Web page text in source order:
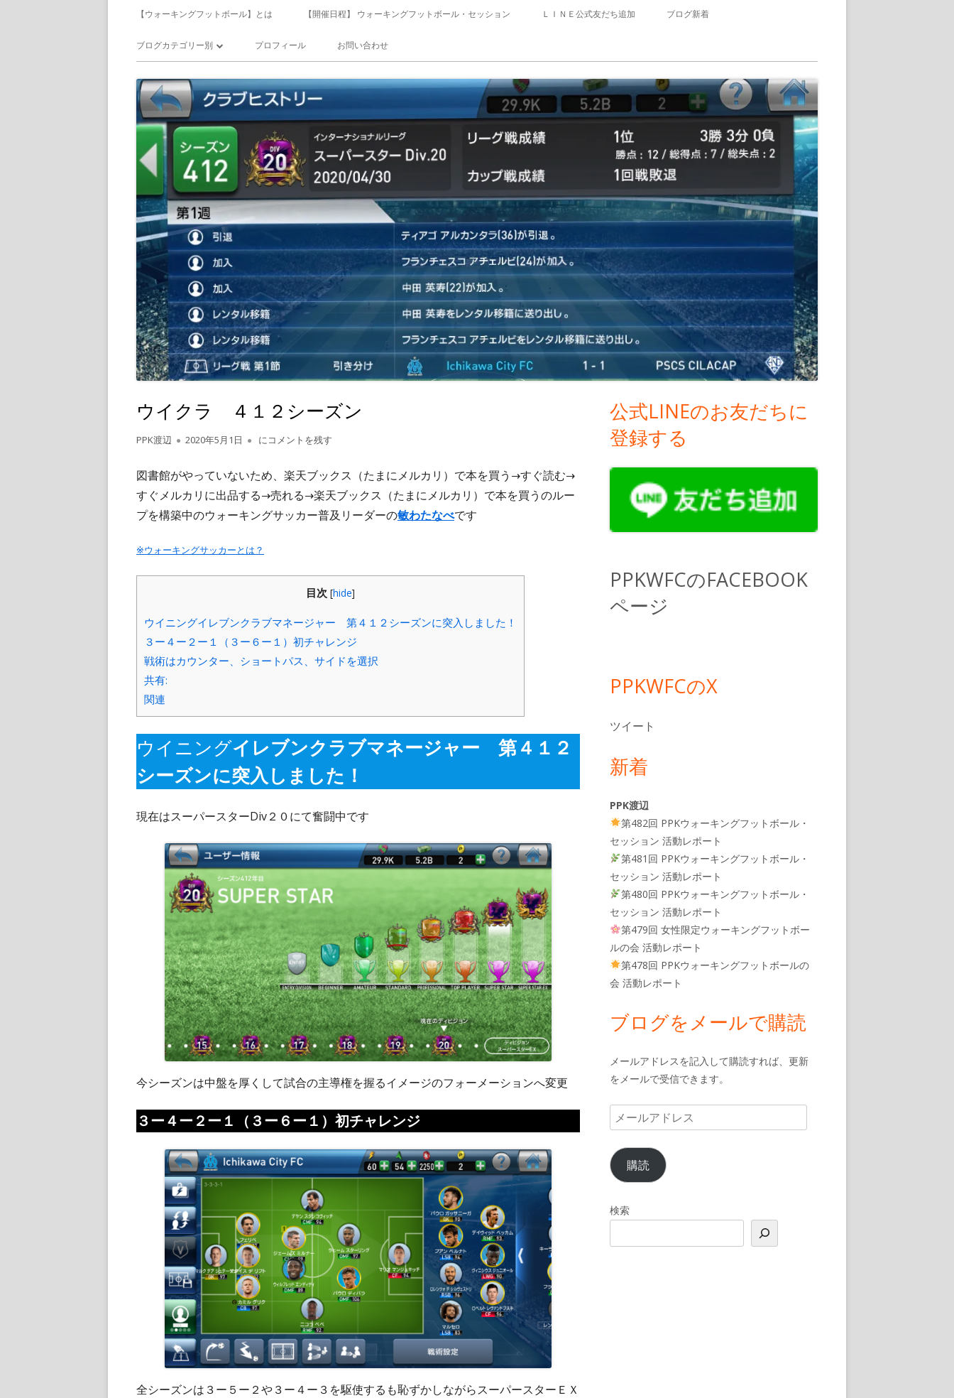
メ
イ
ン
メ
ニ
ュ
ー
【ウォーキングフットボール】とは 【開催日程】 ウォーキングフットボール・セッション ＬＩＮＥ公式友だち追加 ブログ新着
ブログカテゴリー別
サッカー
食べ飲み歩き
日記
備忘録
プロフィール お問い合わせ
ウイクラ ４１２シーズン
作
者
PPK渡辺
公
日
2020年5月1日 ウイクラ ４１２シーズン
にコメントを残す
図書館がやっていないため、楽天ブックス（たまにメルカリ）で本を買う→すぐ読む→
すぐメルカリに出品する→売れる→楽天ブックス（たまにメルカリ）で本を買うのルー
プを構築中のウォーキングサッカー普及リーダーの敏わたなべです
※ウォーキングサッカーとは？
目次 [hide]
ウイニングイレブンクラブマネージャー 第４１２シーズンに突入しました！
３ー４ー２ー１（３ー６ー１）初チャレンジ
戦術はカウンター、ショートパス、サイドを選択
共有:
関連
ウイニングイレブンクラブマネージャー 第４１２
シーズンに突入しました ！
現在はスーパースターDiv２０にて奮闘中です
今シーズンは中盤を厚くして試合の主導権を握るイメージのフォーメーションへ変更
３ー４ー２ー１（３ー６ー１）初チャレンジ
全シーズンは３ー５ー２や３ー４ー３を駆使するも恥ずかしながらスーパースターＥＸ
メ
イ
ン
イ
バ
公式LINEのお友だちに
登録する
PPKWFCのFACEBOOK
ページ
PPKWFCのX
ツイート
新着
PPK渡辺
第482回 PPKウォーキングフットボール・
セッション 活動レポート
第481回 PPKウォーキングフットボール・
セッション 活動レポート
第480回 PPKウォーキングフットボール・
セッション 活動レポート
第479回 女性限定ウォーキングフットボー
ルの会 活動レポート
第478回 PPKウォーキングフットボールの
会 活動レポート
ブログをメールで購読
メールアドレスを記入して購読すれば、更新
をメールで受信できます。
メ
ー
ル
ア
ド
ス
購読
検索